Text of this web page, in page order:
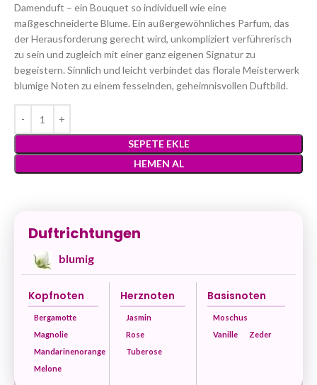
Damenduft – ein Bouquet so individuell wie eine
maßgeschneiderte Blume. Ein außergewöhnliches Parfum, das
der Herausforderung gerecht wird, unkompliziert verführerisch
zu sein und zugleich mit einer ganz eigenen Signatur zu
begeistern. Sinnlich und leicht verbindet das florale Meisterwerk
blumige Noten zu einem fesselnden, geheimnisvollen Duftbild.
SEPETE EKLE
HEMEN AL
Duftrichtungen
blumig
Kopfnoten
Bergamotte
Magnolie
Mandarinenorange
Melone
Herznoten
Jasmin
Rose
Tuberose
Basisnoten
Moschus
Vanille
Zeder